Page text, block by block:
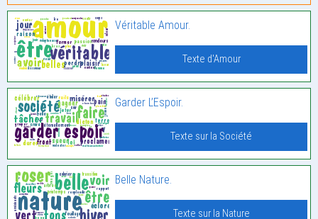
Véritable Amour.
Texte d'Amour
Garder L’Espoir.
Texte sur la Société
Belle Nature.
Texte sur la Nature